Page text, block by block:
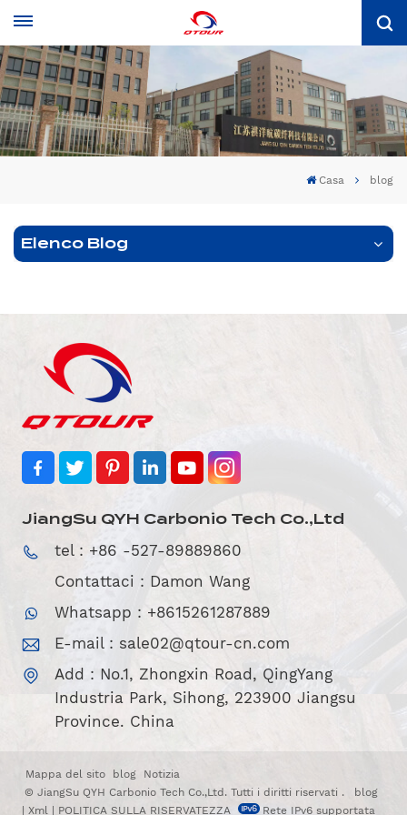
Casa blog
Elenco Blog
JiangSu QYH Carbonio Tech Co.,Ltd
tel : +86 -527-89889860
Contattaci : Damon Wang
Whatsapp : +8615261287889
E-mail : sale02@qtour-cn.com
Add : No.1, Zhongxin Road, QingYang
Industria Park, Sihong, 223900 Jiangsu
Province. China
Mappa del sito blog
Notizia
© JiangSu QYH Carbonio Tech Co.,Ltd. Tutti i diritti riservati .
blog
Xml POLITICA SULLA RISERVATEZZA Rete IPv6 supportata